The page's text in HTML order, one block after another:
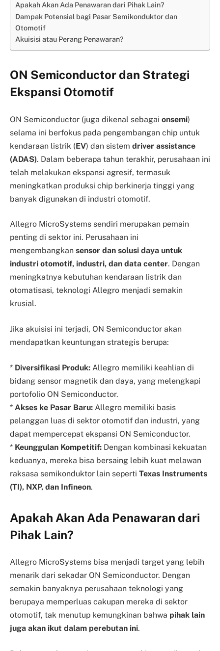
Apakah Akan Ada Penawaran dari Pihak Lain?
Dampak Potensial bagi Pasar Semikonduktor dan
Otomotif
Akuisisi atau Perang Penawaran?
ON Semiconductor dan Strategi
Ekspansi Otomotif
ON Semiconductor (juga dikenal sebagai onsemi)
selama ini berfokus pada pengembangan chip untuk
kendaraan listrik (EV) dan sistem driver assistance
(ADAS). Dalam beberapa tahun terakhir, perusahaan ini
telah melakukan ekspansi agresif, termasuk
meningkatkan produksi chip berkinerja tinggi yang
banyak digunakan di industri otomotif.
Allegro MicroSystems sendiri merupakan pemain
penting di sektor ini. Perusahaan ini
mengembangkan sensor dan solusi daya untuk
industri otomotif, industri, dan data center. Dengan
meningkatnya kebutuhan kendaraan listrik dan
otomatisasi, teknologi Allegro menjadi semakin
krusial.
Jika akuisisi ini terjadi, ON Semiconductor akan
mendapatkan keuntungan strategis berupa:
* Diversifikasi Produk: Allegro memiliki keahlian di
bidang sensor magnetik dan daya, yang melengkapi
portofolio ON Semiconductor.
* Akses ke Pasar Baru: Allegro memiliki basis
pelanggan luas di sektor otomotif dan industri, yang
dapat mempercepat ekspansi ON Semiconductor.
* Keunggulan Kompetitif: Dengan kombinasi kekuatan
keduanya, mereka bisa bersaing lebih kuat melawan
raksasa semikonduktor lain seperti Texas Instruments
(TI), NXP, dan Infineon.
Apakah Akan Ada Penawaran dari
Pihak Lain?
Allegro MicroSystems bisa menjadi target yang lebih
menarik dari sekadar ON Semiconductor. Dengan
semakin banyaknya perusahaan teknologi yang
berupaya memperluas cakupan mereka di sektor
otomotif, tak menutup kemungkinan bahwa pihak lain
juga akan ikut dalam perebutan ini.